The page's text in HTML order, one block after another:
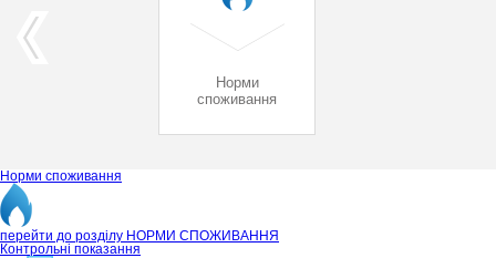
Норми
споживання
Норми споживання
перейти до розділу НОРМИ СПОЖИВАННЯ
Контрольні показання